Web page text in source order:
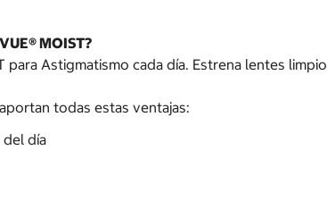
MOIST?
para Astigmatismo cada día. Estrena lentes
todas estas ventajas:
día